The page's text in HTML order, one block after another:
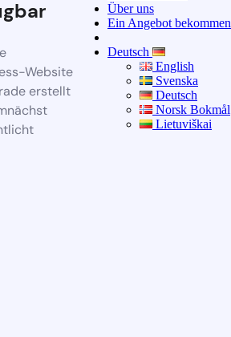
Website
erstellt
Über uns
Ein Angebot bekommen
Deutsch
English
Svenska
Deutsch
Norsk Bokmål
Lietuviškai